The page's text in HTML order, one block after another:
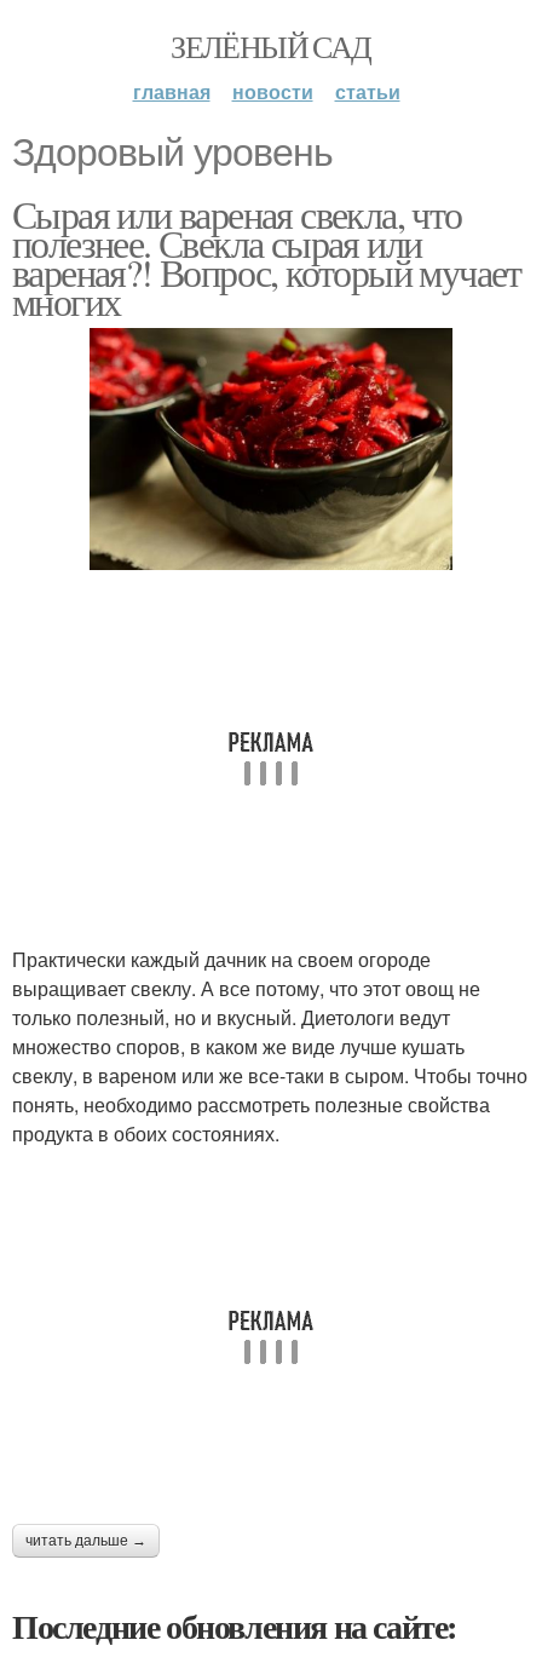
ЗЕЛЁНЫЙ САД
главная новости статьи
Здоровый уровень
Сырая или вареная свекла, что
полезнее. Свекла сырая или
вареная?! Вопрос, который мучает
многих
Практически каждый дачник на своем огороде
выращивает свеклу. А все потому, что этот овощ не
только полезный, но и вкусный. Диетологи ведут
множество споров, в каком же виде лучше кушать
свеклу, в вареном или же все-таки в сыром. Чтобы точно
понять, необходимо рассмотреть полезные свойства
продукта в обоих состояниях.
читать дальше →
Последние обновления на сайте: